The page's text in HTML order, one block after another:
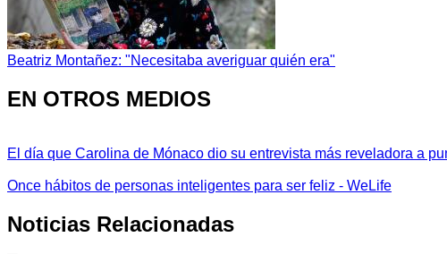
Beatriz Montañez: "Necesitaba averiguar quién era"
EN OTROS MEDIOS
El día que Carolina de Mónaco dio su entrevista más reveladora a
Once hábitos de personas inteligentes para ser feliz - WeLife
Noticias Relacionadas